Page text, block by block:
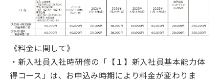
《料金に関して》
・新入社員入社時研修の「【１】新入社員基本能力体
得コース」は、お申込み時期により料金が変わりま